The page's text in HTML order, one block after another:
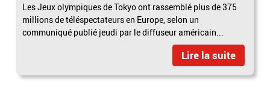
Les Jeux olympiques de Tokyo ont rassemblé plus de 375
millions de téléspectateurs en Europe, selon un
communiqué publié jeudi par le diffuseur américain...
Lire la suite